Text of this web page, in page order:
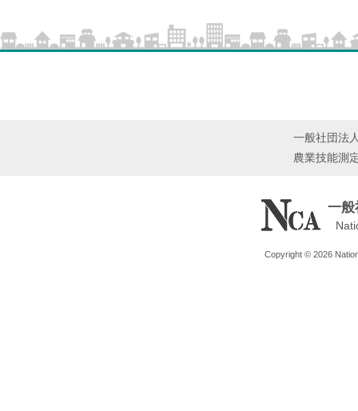
一般社団法
農業技能測
一般
Copyright © 2026